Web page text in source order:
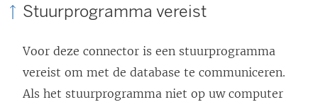
Stuurprogramma vereist
Voor deze connector is een stuurprogramma
vereist om met de database te communiceren.
Als het stuurprogramma niet op uw computer